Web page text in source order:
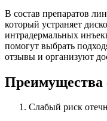
В состав препаратов
который устраняет
интрадермальных
помогут выбрать
отзывы и организуют
Преимущества
Слабый риск